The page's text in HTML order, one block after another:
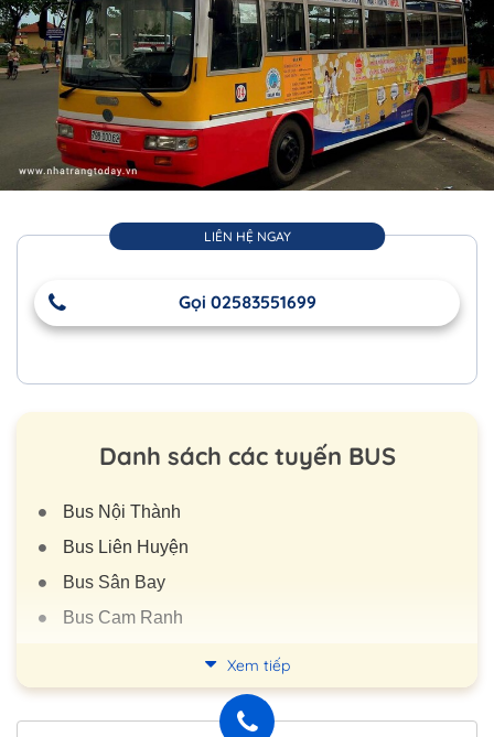
LIÊN HỆ NGAY
Gọi 02583551699
Danh sách các tuyến BUS
Bus Nội Thành
Bus Liên Huyện
Bus Sân Bay
Bus Cam Ranh
Đi Vạn Giã
Xem tiếp